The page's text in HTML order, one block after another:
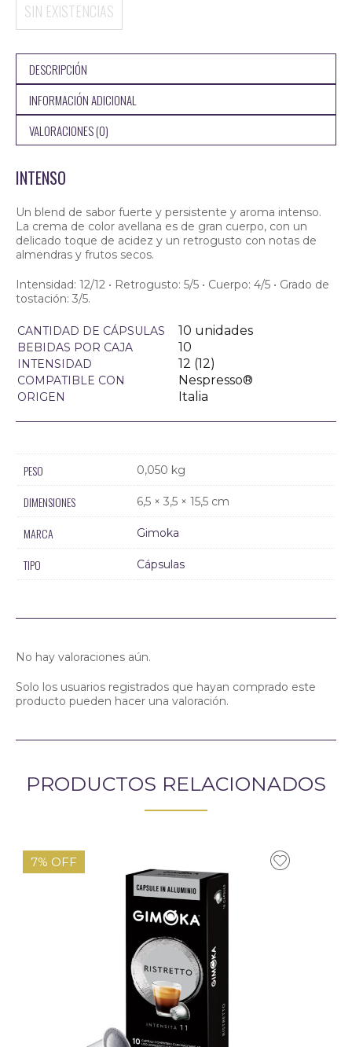
12.000,00
SIN EXISTENCIAS
DESCRIPCIÓN
INFORMACIÓN ADICIONAL
VALORACIONES (0)
INTENSO
Un blend de sabor fuerte y persistente y aroma intenso.
La crema de color avellana es de gran cuerpo, con un
delicado toque de acidez y un retrogusto con notas de
almendras y frutos secos.
Intensidad: 12/12 • Retrogusto: 5/5 • Cuerpo: 4/5 • Grado de
tostación: 3/5.
CANTIDAD DE CÁPSULAS 10 unidades
BEBIDAS POR CAJA 10
INTENSIDAD 12 (12)
COMPATIBLE CON Nespresso®
ORIGEN Italia
PESO 0,050 kg
DIMENSIONES 6,5 × 3,5 × 15,5 cm
MARCA Gimoka
TIPO Cápsulas
No hay valoraciones aún.
Solo los usuarios registrados que hayan comprado este
producto pueden hacer una valoración.
PRODUCTOS RELACIONADOS
7% OFF